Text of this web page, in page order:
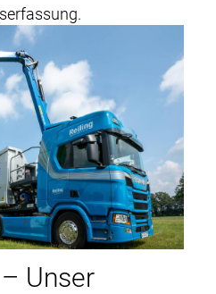
EN
& PRODUKTE
LOGISTIK
Unser